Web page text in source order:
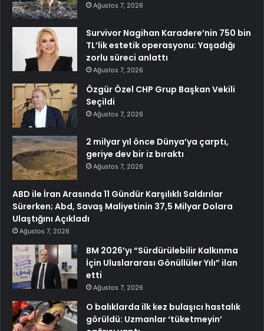
Ağustos 7, 2026
Survivor Nagihan Karadere’nin 750 bin
TL’lik estetik operasyonu: Yaşadığı
zorlu süreci anlattı
Ağustos 7, 2026
Özgür Özel CHP Grup Başkan Vekili
Seçildi
Ağustos 7, 2026
2 milyar yıl önce Dünya’ya çarptı,
geriye dev bir iz bıraktı
Ağustos 7, 2026
ABD ile İran Arasında 11 Gündür Karşılıklı Saldırılar
Sürerken; Abd, Savaş Maliyetinin 37,5 Milyar Dolara
Ulaştığını Açıkladı
Ağustos 7, 2026
BM 2026’yı “Sürdürülebilir Kalkınma
İçin Uluslararası Gönüllüler Yılı” ilan
etti
Ağustos 7, 2026
O balıklarda ilk kez bulaşıcı hastalık
görüldü: Uzmanlar ‘tüketmeyin’